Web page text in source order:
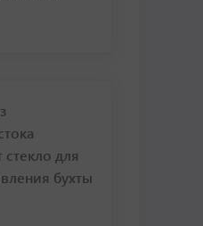
стекло для
бухты